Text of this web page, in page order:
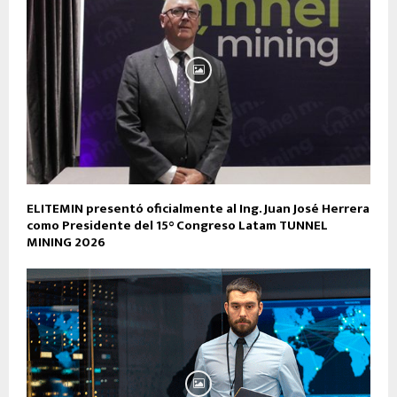
ELITEMIN presentó oficialmente al Ing. Juan José Herrera
como Presidente del 15° Congreso Latam TUNNEL
MINING 2026